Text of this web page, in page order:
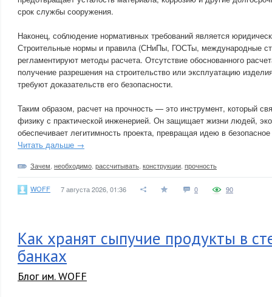
срок службы сооружения.
Наконец, соблюдение нормативных требований является
Строительные нормы и правила (СНиПы, ГОСТы, международные
регламентируют методы расчета. Отсутствие обоснованного
получение разрешения на строительство или эксплуатацию
требуют доказательств его безопасности.
Таким образом, расчет на прочность — это инструмент, который
физику с практической инженерией. Он защищает жизни людей,
обеспечивает легитимность проекта, превращая идею в
Читать дальше →
Зачем необходимо рассчитывать конструкции прочность
WOFF 7 августа 2026, 01:36 0 90
Как хранят сыпучие продукты в
банках
Блог им. WOFF